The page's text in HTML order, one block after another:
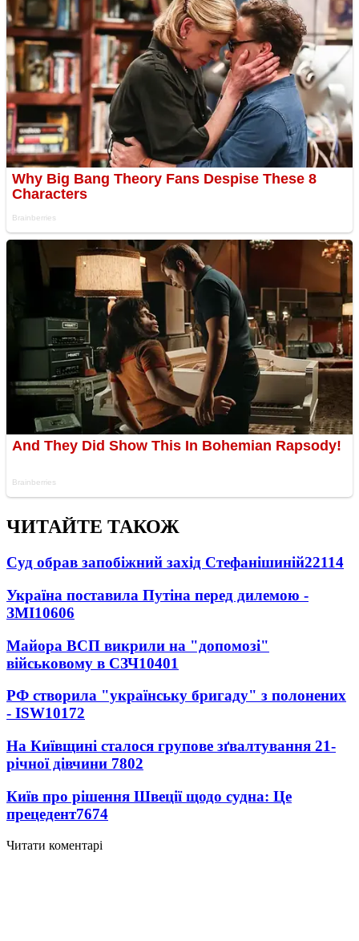
ЧИТАЙТЕ ТАКОЖ
Суд обрав запобіжний захід Стефанішиній22114
Україна поставила Путіна перед дилемою -
ЗМІ10606
Майора ВСП викрили на "допомозі"
військовому в СЗЧ10401
РФ створила "українську бригаду" з полонених
- ISW10172
На Київщині сталося групове зґвалтування 21-
річної дівчини 7802
Київ про рішення Швеції щодо судна: Це
прецедент7674
Читати коментарі